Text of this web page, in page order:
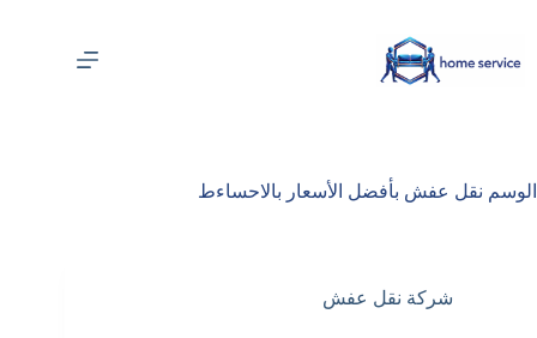
المحتوى
الوسم نقل عفش بأفضل الأسعار بالاحساءط
شركة نقل عفش